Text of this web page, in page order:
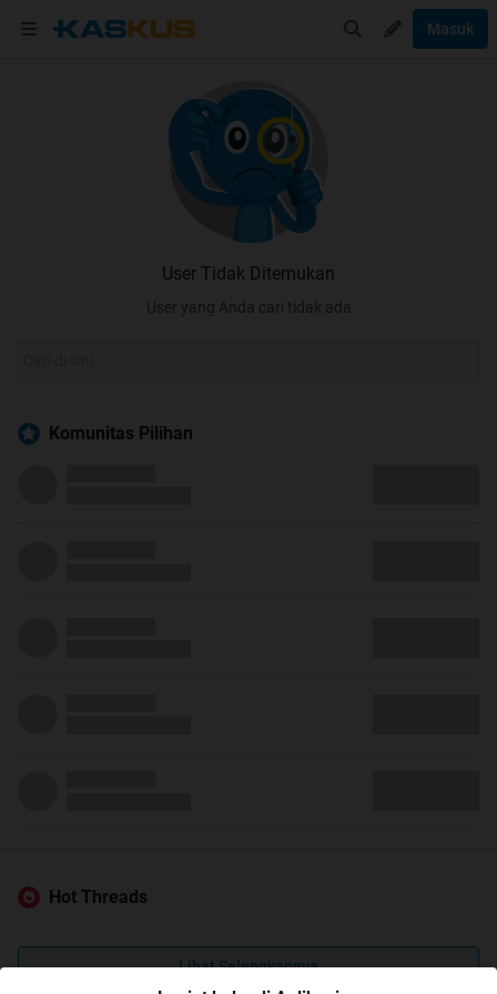
Masuk
User Tidak Ditemukan
User yang Anda cari tidak ada
Komunitas Pilihan
Hot Threads
Lihat Selengkapnya